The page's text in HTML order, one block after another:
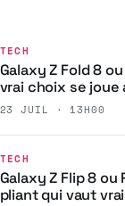
TECH
Galaxy Z Fold 8
vrai choix se joue
23 JUIL · 13H00
TECH
Galaxy Z Flip 8 ou
pliant qui vaut